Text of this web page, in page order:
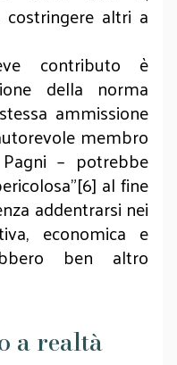
altri a
contributo è
della norma
ammissione
membro
– potrebbe
al fine
addentrarsi nei
economica e
ben altro
a realtà